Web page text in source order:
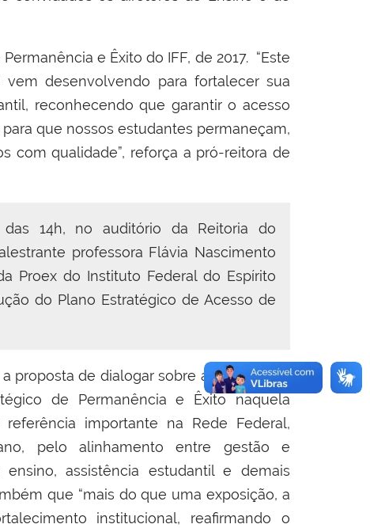
e Êxito do IFF, de 2017. “Este
desenvolvendo para fortalecer sua
reconhecendo que garantir o acesso
que nossos estudantes permaneçam,
com qualidade”, reforça a pró-reitora de
14h, no auditório da Reitoria do
professora Flávia Nascimento
Proex do Instituto Federal do Espírito
do Plano Estratégico de Acesso de
proposta de dialogar sobre a experiência
de Permanência e Êxito naquela
importante na Rede Federal,
pelo alinhamento entre gestão e
assistência estudantil e demais
que “mais do que uma exposição, a
institucional, reafirmando o